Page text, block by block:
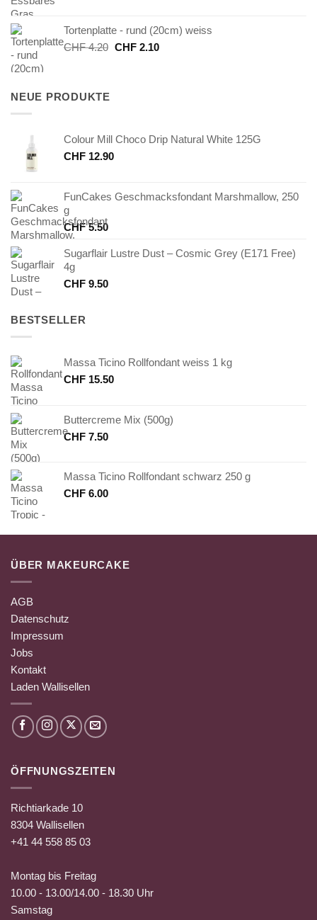
CHF 5.20CHF 2.60.
Tortenplatte - rund (20cm) weiss
CHF4.20 Ursprünglicher
CHF2.10Aktueller
NEUE PRODUKTE
Colour Mill Choco Drip Natural White 125G
CHF 12.90
FunCakes Geschmacksfondant Marshmallow, 250
g
CHF5.50
Sugarflair Lustre Dust – Cosmic Grey (E171 Free)
4g
CHF 9.50
BESTSELLER
Massa Ticino Rollfondant weiss 1 kg
CHF 15.50
Buttercreme Mix (500g)
CHF 7.50
Massa Ticino Rollfondant schwarz 250 g
CHF 6.00
ÜBER MAKEURCAKE
AGB
Datenschutz
Impressum
Jobs
Kontakt
Laden Wallisellen
ÖFFNUNGSZEITEN
Richtiarkade 10
8304 Wallisellen
+41 44 558 85 03
Montag bis Freitag
10.00 - 13.00/14.00 - 18.30 Uhr
Samstag